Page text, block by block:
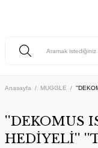
Anasayfa MUGGLE
''DEKOMUS
HEDİYELİ''